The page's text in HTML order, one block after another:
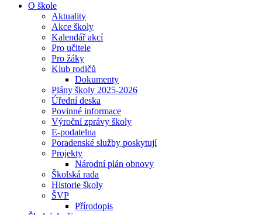
O škole
Aktuality
Akce školy
Kalendář akcí
Pro učitele
Pro žáky
Klub rodičů
Dokumenty
Plány školy 2025-2026
Úřední deska
Povinné informace
Výroční zprávy školy
E-podatelna
Poradenské služby poskytují
Projekty
Národní plán obnovy
Školská rada
Historie školy
ŠVP
Přírodopis